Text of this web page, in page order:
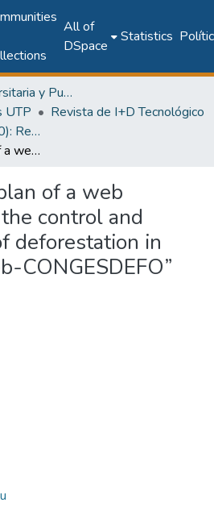
All of
DSpace
Statistics
Editorial Universitaria y Publicaciones Seriadas
UTP
Revista de I+D Tecnológico
Vol. 16 Núm. 2 (2020): Revista de I+D Tecnológico
Development plan of a web application for the control and management of deforestation in Ecuador - “Web-CONGESDEFO”
of a web
control and
deforestation in
CONGESDEFO”